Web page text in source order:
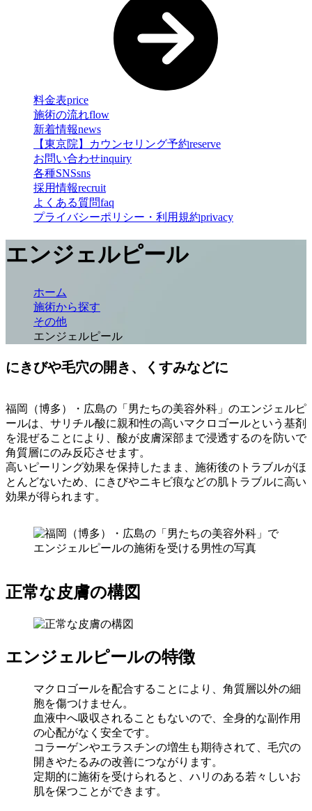
料金表price
施術の流れflow
新着情報news
【東京院】カウンセリング予約reserve
お問い合わせinquiry
各種SNSsns
採用情報recruit
よくある質問faq
プライバシーポリシー・利用規約privacy
エンジェルピール
ホーム
施術から探す
その他
エンジェルピール
にきびや毛穴の開き、くすみなどに
福岡（博多）・広島の「男たちの美容外科」のエンジェルピ
ールは、サリチル酸に親和性の高いマクロゴールという基剤
を混ぜることにより、酸が皮膚深部まで浸透するのを防いで
角質層にのみ反応させます。
高いピーリング効果を保持したまま、施術後のトラブルがほ
とんどないため、にきびやニキビ痕などの肌トラブルに高い
効果が得られます。
正常な皮膚の構図
エンジェルピールの特徴
マクロゴールを配合することにより、角質層以外の細
胞を傷つけません。
血液中へ吸収されることもないので、全身的な副作用
の心配がなく安全です。
コラーゲンやエラスチンの増生も期待されて、毛穴の
開きやたるみの改善につながります。
定期的に施術を受けられると、ハリのある若々しいお
肌を保つことができます。